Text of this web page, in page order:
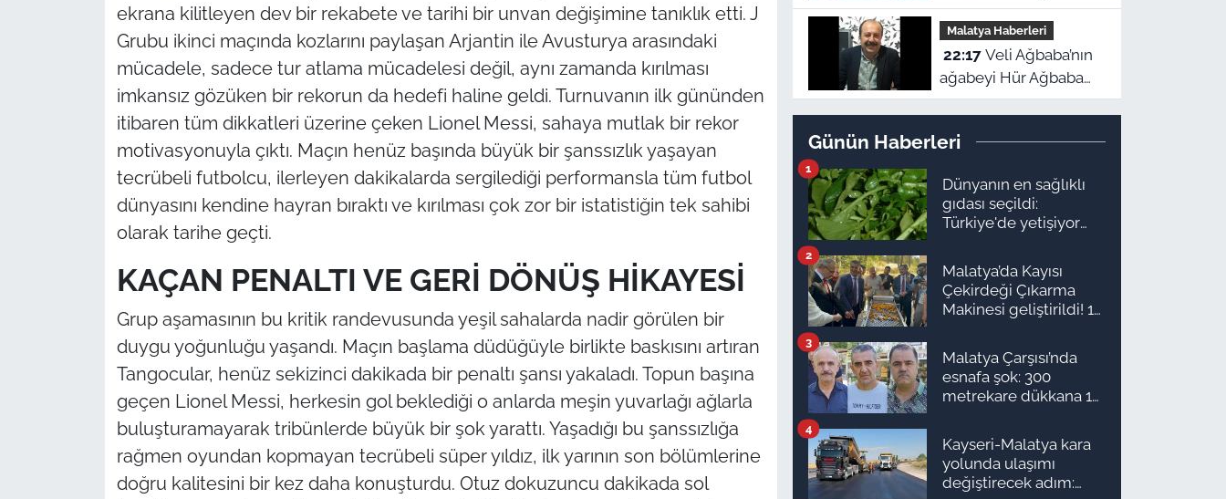
ekrana kilitleyen dev bir rekabete ve tarihi bir unvan değişimine tanıklık etti. J
Grubu ikinci maçında kozlarını paylaşan Arjantin ile Avusturya arasındaki
mücadele, sadece tur atlama mücadelesi değil, aynı zamanda kırılması
imkansız gözüken bir rekorun da hedefi haline geldi. Turnuvanın ilk gününden
itibaren tüm dikkatleri üzerine çeken Lionel Messi, sahaya mutlak bir rekor
motivasyonuyla çıktı. Maçın henüz başında büyük bir şanssızlık yaşayan
tecrübeli futbolcu, ilerleyen dakikalarda sergilediği performansla tüm futbol
dünyasını kendine hayran bıraktı ve kırılması çok zor bir istatistiğin tek sahibi
olarak tarihe geçti.
KAÇAN PENALTI VE GERİ DÖNÜŞ HİKAYESİ
Grup aşamasının bu kritik randevusunda yeşil sahalarda nadir görülen bir
duygu yoğunluğu yaşandı. Maçın başlama düdüğüyle birlikte baskısını artıran
Tangocular, henüz sekizinci dakikada bir penaltı şansı yakaladı. Topun başına
geçen Lionel Messi, herkesin gol beklediği o anlarda meşin yuvarlağı ağlarla
buluşturamayarak tribünlerde büyük bir şok yarattı. Yaşadığı bu şanssızlığa
rağmen oyundan kopmayan tecrübeli süper yıldız, ilk yarının son bölümlerine
doğru kalitesini bir kez daha konuşturdu. Otuz dokuzuncu dakikada sol
tesadüf değil! Beynin
gizli refleksiymiş
Malatya Haberleri
22:17Veli Ağbaba’nın
ağabeyi Hür Ağbaba
tutuklandı!
Günün Haberleri
Dünyanın en sağlıklı
gıdası seçildi:
Türkiye'de yetişiyor
bakmıyor
1
Malatya’da Kayısı
Çekirdeği Çıkarma
Makinesi geliştirildi! 16
2
Malatya Çarşısı’nda
esnafa şok: 300
metrekare dükkana 1
3
Kayseri-Malatya kara
yolunda ulaşımı
değiştirecek adım:
4